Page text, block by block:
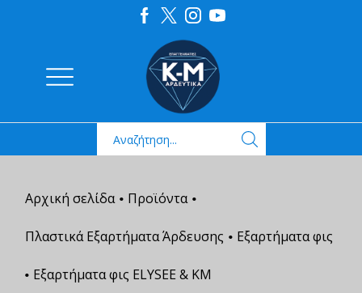
Αρχική σελίδα • Προϊόντα •
Πλαστικά Εξαρτήματα Άρδευσης • Εξαρτήματα φις
• Εξαρτήματα φις ELYSEE & ΚΜ